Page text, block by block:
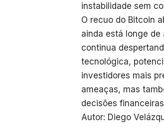
instabilidade sem
O recuo do Bitcoin
ainda está longe
continua
tecnológica,
investidores mais
ameaças, mas
decisões
Autor: Diego